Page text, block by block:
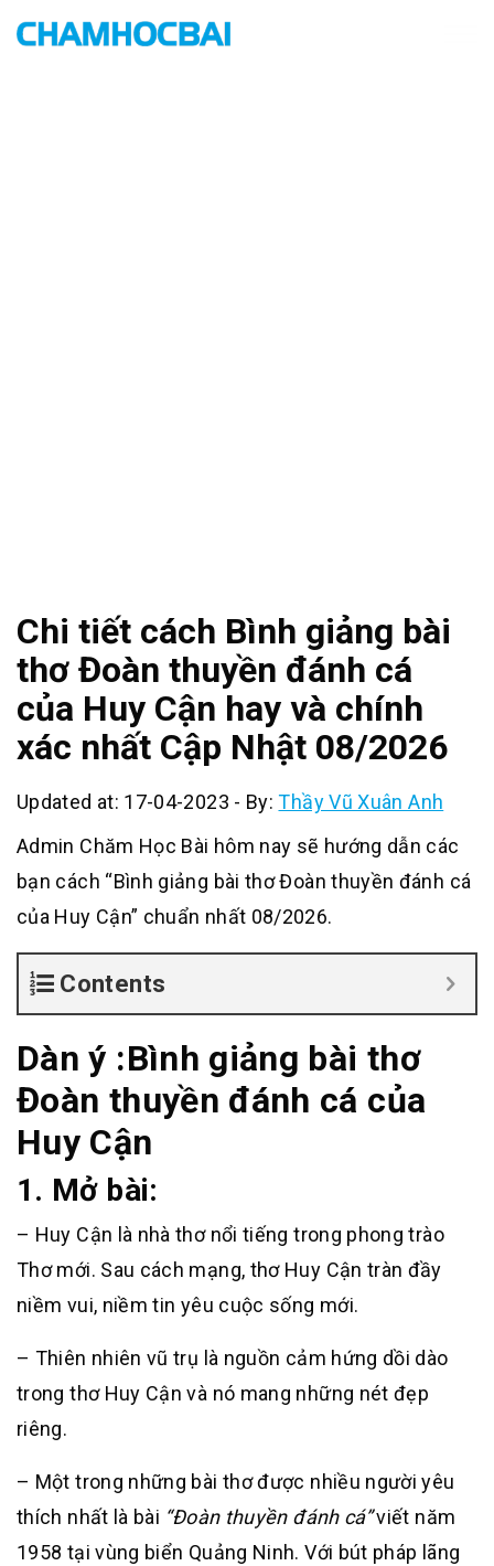
Chi tiết cách Bình giảng bài
thơ Đoàn thuyền đánh cá
của Huy Cận hay và chính
xác nhất Cập Nhật 08/2026
Updated at: 17-04-2023 - By:Thầy Vũ Xuân Anh
Admin Chăm Học Bài hôm nay sẽ hướng dẫn các
bạn cách “Bình giảng bài thơ Đoàn thuyền đánh cá
của Huy Cận” chuẩn nhất 08/2026.
Contents
Dàn ý :Bình giảng bài thơ
Đoàn thuyền đánh cá của
Huy Cận
1. Mở bài:
– Huy Cận là nhà thơ nổi tiếng trong phong trào
Thơ mới. Sau cách mạng, thơ Huy Cận tràn đầy
niềm vui, niềm tin yêu cuộc sống mới.
– Thiên nhiên vũ trụ là nguồn cảm hứng dồi dào
trong thơ Huy Cận và nó mang những nét đẹp
riêng.
– Một trong những bài thơ được nhiều người yêu
thích nhất là bài “Đoàn thuyền đánh cá”viết năm
1958 tại vùng biển Quảng Ninh. Với bút pháp lãng